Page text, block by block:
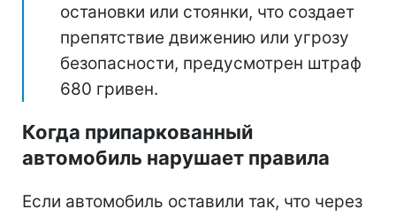
остановки или стоянки, что создает
препятствие движению или угрозу
безопасности, предусмотрен штраф
680 гривен.
Когда припаркованный
автомобиль нарушает правила
Если автомобиль оставили так, что через